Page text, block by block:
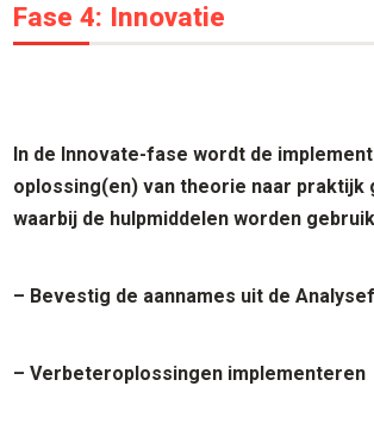
Fase 4: Innovatie
In de Innovate-fase wordt de
oplossing(en) van theorie naar praktijk
waarbij de hulpmiddelen worden
– Bevestig de aannames uit de
– Verbeteroplossingen implementeren